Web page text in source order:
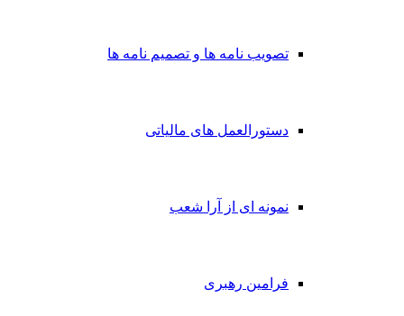
تصویب نامه ها و تصمیم نامه ها
دستورالعمل های مالیاتی
نمونه ای از آرا شعب
فرامین رهبری